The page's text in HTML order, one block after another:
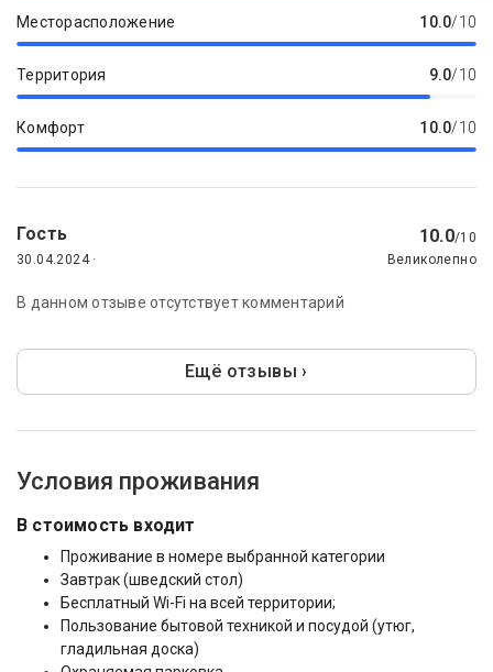
Месторасположение 10.0/10
Территория 9.0/10
Комфорт 10.0/10
Гость 10.0/10
30.04.2024 ·
Великолепно
В данном отзыве отсутствует комментарий
Ещё отзывы ›
Условия проживания
В стоимость входит
Проживание в номере выбранной категории
Завтрак (шведский стол)
Бесплатный Wi-Fi на всей территории;
Пользование бытовой техникой и посудой (утюг,
гладильная доска)